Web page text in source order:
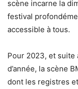
scène incarne la
festival
accessible à tous.
Pour 2023, et suite
d’année, la scène
dont les registres